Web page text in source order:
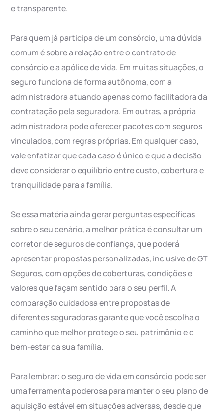
e transparente.
Para quem já participa de um consórcio, uma dúvida
comum é sobre a relação entre o contrato de
consórcio e a apólice de vida. Em muitas situações, o
seguro funciona de forma autônoma, com a
administradora atuando apenas como facilitadora da
contratação pela seguradora. Em outras, a própria
administradora pode oferecer pacotes com seguros
vinculados, com regras próprias. Em qualquer caso,
vale enfatizar que cada caso é único e que a decisão
deve considerar o equilíbrio entre custo, cobertura e
tranquilidade para a família.
Se essa matéria ainda gerar perguntas específicas
sobre o seu cenário, a melhor prática é consultar um
corretor de seguros de confiança, que poderá
apresentar propostas personalizadas, inclusive de GT
Seguros, com opções de coberturas, condições e
valores que façam sentido para o seu perfil. A
comparação cuidadosa entre propostas de
diferentes seguradoras garante que você escolha o
caminho que melhor protege o seu patrimônio e o
bem-estar da sua família.
Para lembrar: o seguro de vida em consórcio pode ser
uma ferramenta poderosa para manter o seu plano de
aquisição estável em situações adversas, desde que